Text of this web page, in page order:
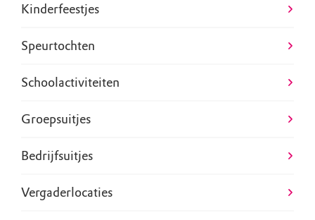
Kinderfeestjes
Speurtochten
Schoolactiviteiten
Groepsuitjes
Bedrijfsuitjes
Vergaderlocaties